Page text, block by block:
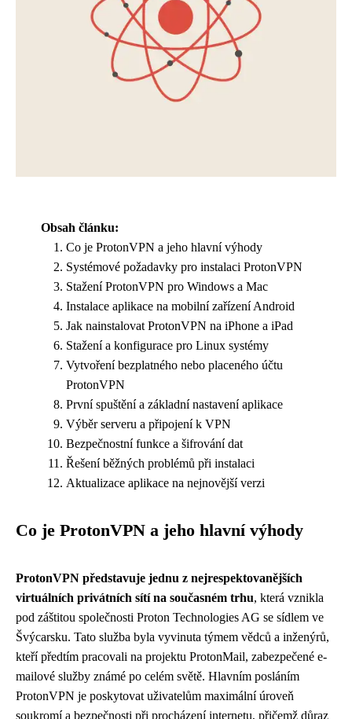
Obsah článku:
Co je ProtonVPN a jeho hlavní výhody
Systémové požadavky pro instalaci ProtonVPN
Stažení ProtonVPN pro Windows a Mac
Instalace aplikace na mobilní zařízení Android
Jak nainstalovat ProtonVPN na iPhone a iPad
Stažení a konfigurace pro Linux systémy
Vytvoření bezplatného nebo placeného účtu
ProtonVPN
První spuštění a základní nastavení aplikace
Výběr serveru a připojení k VPN
Bezpečnostní funkce a šifrování dat
Řešení běžných problémů při instalaci
Aktualizace aplikace na nejnovější verzi
Co je ProtonVPN a jeho hlavní výhody
ProtonVPN představuje jednu z nejrespektovanějších
virtuálních privátních sítí na současném trhu, která vznikla
pod záštitou společnosti Proton Technologies AG se sídlem ve
Švýcarsku. Tato služba byla vyvinuta týmem vědců a inženýrů,
kteří předtím pracovali na projektu ProtonMail, zabezpečené e-
mailové služby známé po celém světě. Hlavním posláním
ProtonVPN je poskytovat uživatelům maximální úroveň
soukromí a bezpečnosti při procházení internetu, přičemž důraz